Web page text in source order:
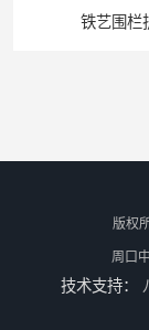
悬臂式标
版权
周口
技术支持：